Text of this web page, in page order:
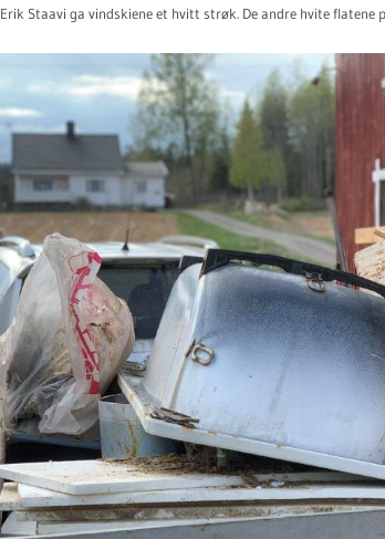
Erik Staavi ga vindskiene et hvitt strøk. De andre hvite flatene